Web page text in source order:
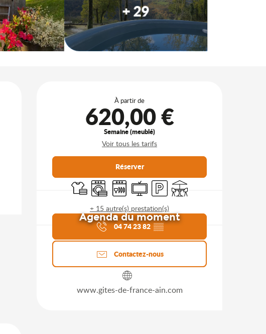
+ 29
Ouverture et coordonnées
À partir de
620,00 €
Semaine (meublé)
Voir tous les tarifs
Réserver
Draps et linge
Lave lingeLave vaisselle
TélévisionParkingTerrasse
+ 15 autre(s) prestation(s)
Agenda du moment
04 74 23 82▒▒
Contactez-nous
www.gites-de-france-ain.com